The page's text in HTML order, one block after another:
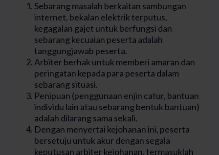
Sebarang masalah berkaitan sambungan
internet, bekalan elektrik terputus,
kegagalan gajet untuk berfungsi dan
sebarang kecuaian peserta adalah
tanggungjawab peserta.
Arbiter berhak untuk memberi amaran dan
peringatan kepada para peserta dalam
sebarang situasi.
Penipuan (penggunaan enjin catur, bantuan
individu lain atau sebarang bentuk bantuan)
adalah dilarang sama sekali.
Dengan menyertai kejohanan ini, peserta
bersetuju untuk akur dengan segala
keputusan arbiter kejohanan, termasuklah